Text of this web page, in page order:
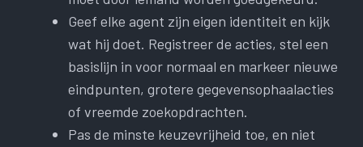
Geef elke agent zijn eigen identiteit en kijk
wat hij doet. Registreer de acties, stel een
basislijn in voor normaal en markeer nieuwe
eindpunten, grotere gegevensophaalacties
of vreemde zoekopdrachten.
Pas de minste keuzevrijheid toe, en niet